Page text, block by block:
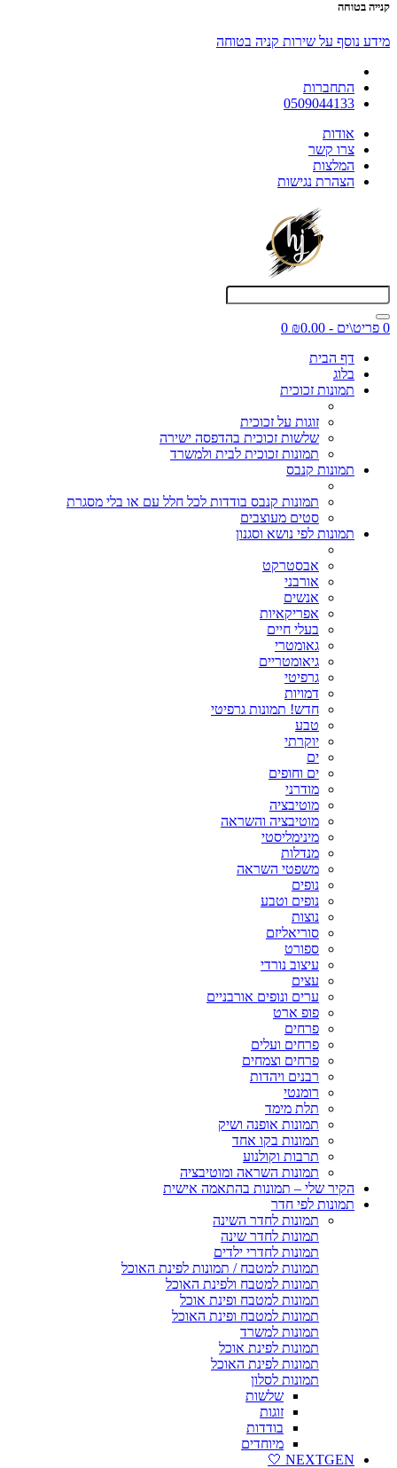
קנייה בטוחה
מידע נוסף על שירות קניה בטוחה
התחברות
0509044133
אודות
צרו קשר
המלצות
הצהרת נגישות
0 פריט\ים - ₪0.00
0
דף הבית
בלוג
תמונות זכוכית
זוגות על זכוכית
שלשות זכוכית בהדפסה ישירה
תמונות זכוכית לבית ולמשרד
תמונות קנבס
תמונות קנבס בודדות לכל חלל עם או בלי מסגרת
סטים מעוצבים
תמונות לפי נושא וסגנון
אבסטרקט
אורבני
אנשים
אפריקאיות
בעלי חיים
גאומטרי
גיאומטריים
גרפיטי
דמויות
חדש! תמונות גרפיטי
טבע
יוקרתי
ים
ים וחופים
מודרני
מוטיבציה
מוטיבציה והשראה
מינימליסטי
מנדלות
משפטי השראה
נופים
נופים וטבע
נוצות
סוריאליזם
ספורט
עיצוב נורדי
עצים
ערים ונופים אורבניים
פופ ארט
פרחים
פרחים ועלים
פרחים וצמחים
רבנים ויהדות
רומנטי
תלת מימד
תמונות אופנה ושיק
תמונות בקו אחד
תרבות וקולנוע
תמונות השראה ומוטיבציה
הקיר שלי – תמונות בהתאמה אישית
תמונות לפי חדר
תמונות לחדר השינה
תמונות לחדר שינה
תמונות לחדרי ילדים
תמונות למטבח / תמונות לפינת האוכל
תמונות למטבח ולפינת האוכל
תמונות למטבח ופינת אוכל
תמונות למטבח ופינת האוכל
תמונות למשרד
תמונות לפינת אוכל
תמונות לפינת האוכל
תמונות לסלון
שלשות
זוגות
בודדות
מיוחדים
NEXTGEN 🤍